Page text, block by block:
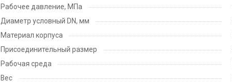
Рабочее давление, МПа
Диаметр условный DN, мм
Материал корпуса
Присоединительный размер
Рабочая среда
Вес